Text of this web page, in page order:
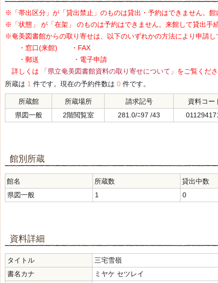
※「帯出区分」が「貸出禁止」のものは貸出・予約はできません。
※「状態」 が「在架」 のものは予約はできません。来館して貸出手
※奄美図書館からの取り寄せは、以下のいずれかの方法により申請し
・窓口(来館) ・FAX
・郵送 ・電子申請
詳しくは
「県立奄美図書館資料の取り寄せについて」 をご覧くだ
所蔵は 1 件です。現在の予約件数は 0 件です。
所蔵館 所蔵場所 請求記号
資料コー
県図一般
2階閲覧室 281.0/ﾆ97 /43
館別所蔵
館名 所蔵数
貸出中数
県図一般
1 0
資料詳細
タイトル
三宅雪嶺
書名カナ
ミヤケ セツレイ